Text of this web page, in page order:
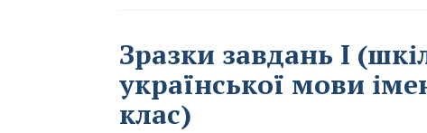
Зразки завдань І
української мови
клас)